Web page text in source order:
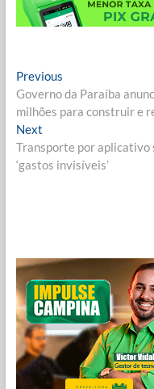
Navegação
de
Post
PreviousPrevious
post:
Governo da Paraíba
milhões para construir e
NextNext
post:
Transporte por aplicativo
‘gastos invisíveis’